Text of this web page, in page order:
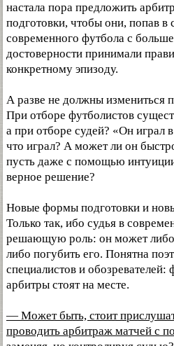
настала пора предложить
подготовки, чтобы они, попав в
современного футбола с
достоверности принимали
конкретному эпизоду.
А разве не должны измениться
При отборе футболистов
а при отборе судей? «Он играл
что играл? А может ли он
пусть даже с помощью
верное решение?
Новые формы подготовки и
Только так, ибо судья в
решающую роль: он может либо
либо погубить его. Понятна
специалистов и обозревателей:
арбитры стоят на месте.
— Может быть, стоит
проводить арбитраж матчей с